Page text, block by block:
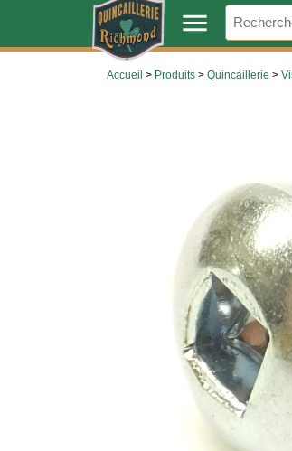
. menu
Accueil > Produits > Quincaillerie >